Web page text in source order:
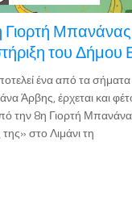
Γιορτή
του Δήμου
ένα από τα σήματα
Άρβης, έρχεται και
την 8η Γιορτή
της» στο Λιμάνι τη